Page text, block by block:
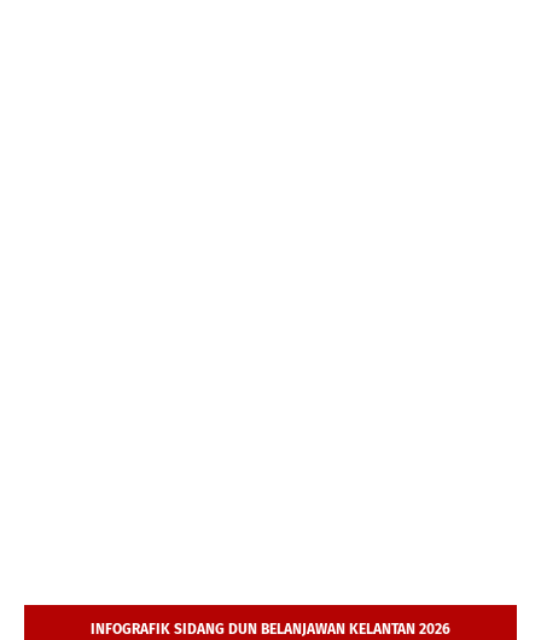
INFOGRAFIK SIDANG DUN BELANJAWAN KELANTAN 2026